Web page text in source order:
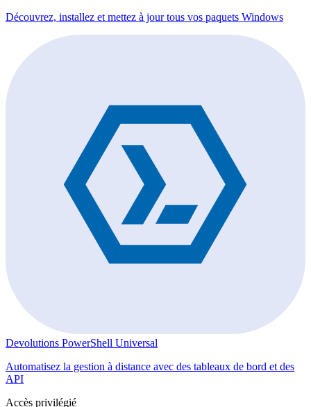
Découvrez, installez et mettez à jour tous vos paquets Windows
Devolutions PowerShell Universal
Automatisez la gestion à distance avec des tableaux de bord et des
API
Accès privilégié